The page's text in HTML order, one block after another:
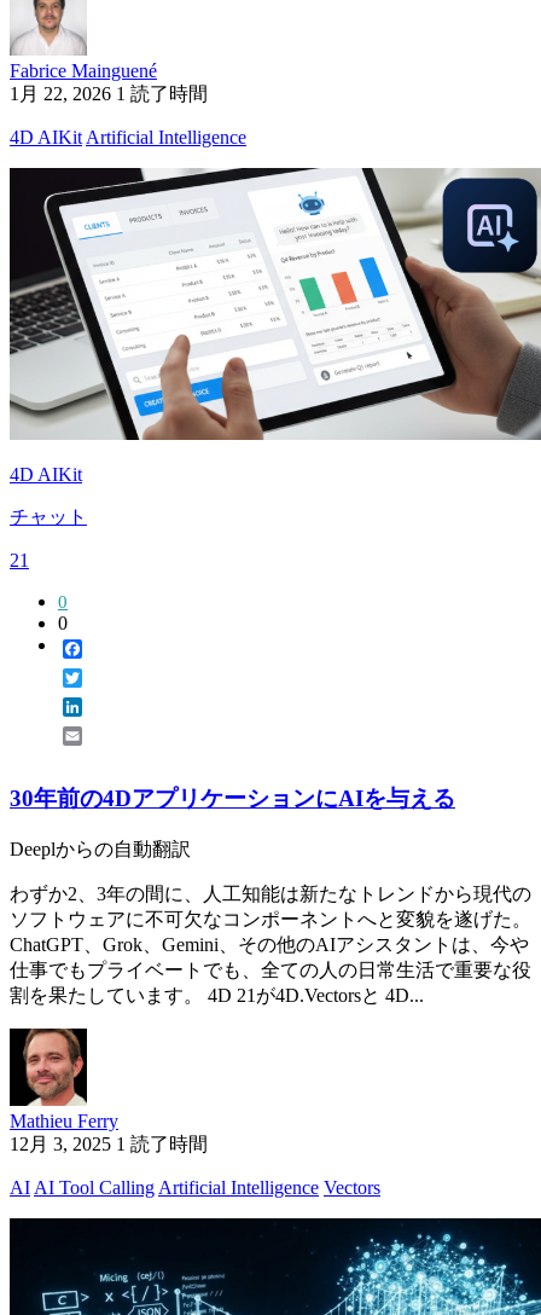
Fabrice Mainguené
1月 22, 2026 1 読了時間
4D AIKit Artificial Intelligence
4D AIKit
チャット
21
0
0
30年前の4DアプリケーションにAIを与える
Deeplからの自動翻訳
わずか2、3年の間に、人工知能は新たなトレンドから現代の
ソフトウェアに不可欠なコンポーネントへと変貌を遂げた。
ChatGPT、Grok、Gemini、その他のAIアシスタントは、今や
仕事でもプライベートでも、全ての人の日常生活で重要な役
割を果たしています。 4D 21が4D.Vectorsと 4D...
Mathieu Ferry
12月 3, 2025 1 読了時間
AI AI Tool Calling Artificial Intelligence Vectors